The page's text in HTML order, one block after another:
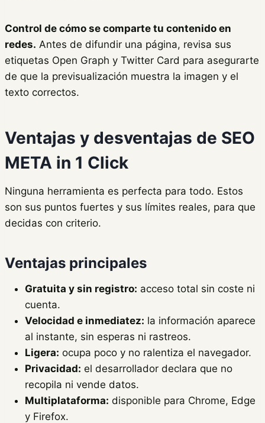
Control de cómo se comparte tu contenido en
redes. Antes de difundir una página, revisa sus
etiquetas Open Graph y Twitter Card para asegurarte
de que la previsualización muestra la imagen y el
texto correctos.
Ventajas y desventajas de SEO
META in 1 Click
Ninguna herramienta es perfecta para todo. Estos
son sus puntos fuertes y sus límites reales, para que
decidas con criterio.
Ventajas principales
Gratuita y sin registro: acceso total sin coste ni
cuenta.
Velocidad e inmediatez: la información aparece
al instante, sin esperas ni rastreos.
Ligera: ocupa poco y no ralentiza el navegador.
Privacidad: el desarrollador declara que no
recopila ni vende datos.
Multiplataforma: disponible para Chrome, Edge
y Firefox.